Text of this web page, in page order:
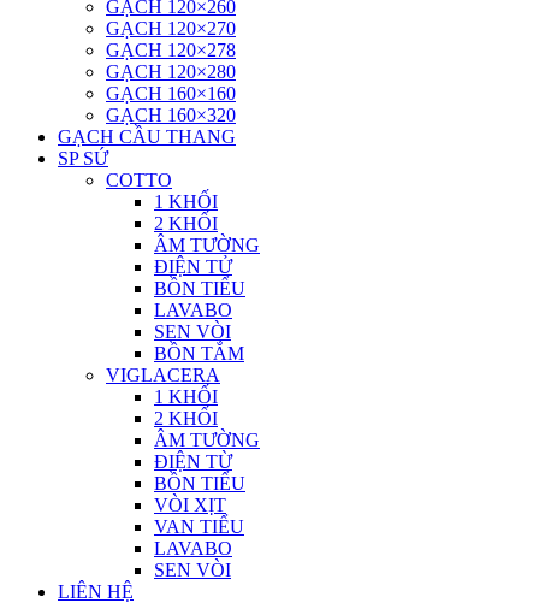
GẠCH 120×260
GẠCH 120×270
GẠCH 120×278
GẠCH 120×280
GẠCH 160×160
GẠCH 160×320
GẠCH CẦU THANG
SP SỨ
COTTO
1 KHỐI
2 KHỐI
ÂM TƯỜNG
ĐIỆN TỬ
BỒN TIỂU
LAVABO
SEN VÒI
BỒN TẮM
VIGLACERA
1 KHỐI
2 KHỐI
ÂM TƯỜNG
ĐIỆN TỪ
BỒN TIỂU
VÒI XỊT
VAN TIỂU
LAVABO
SEN VÒI
LIÊN HỆ